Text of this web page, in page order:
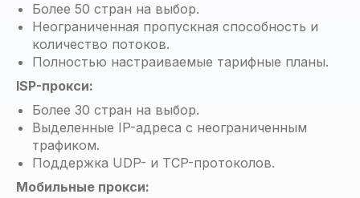
Более 50 стран на выбор.
Неограниченная пропускная способность и
количество потоков.
Полностью настраиваемые тарифные планы.
ISP-прокси:
Более 30 стран на выбор.
Выделенные IP-адреса с неограниченным
трафиком.
Поддержка UDP- и TCP-протоколов.
Мобильные прокси: